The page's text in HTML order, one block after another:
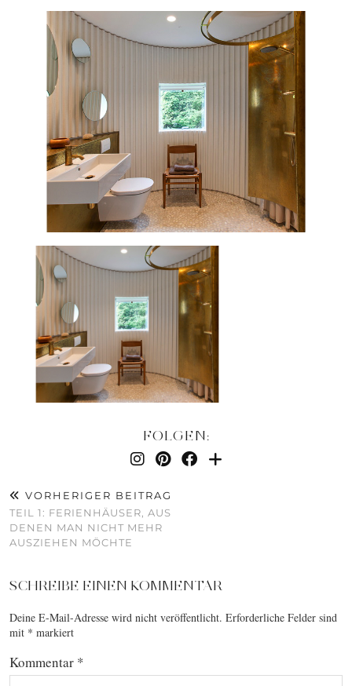
FOLGEN:
VORHERIGER BEITRAG
TEIL 1: FERIENHÄUSER, AUS
DENEN MAN NICHT MEHR
AUSZIEHEN MÖCHTE
SCHREIBE EINEN KOMMENTAR
Deine E-Mail-Adresse wird nicht veröffentlicht. Erforderliche Felder sind
mit * markiert
Kommentar *